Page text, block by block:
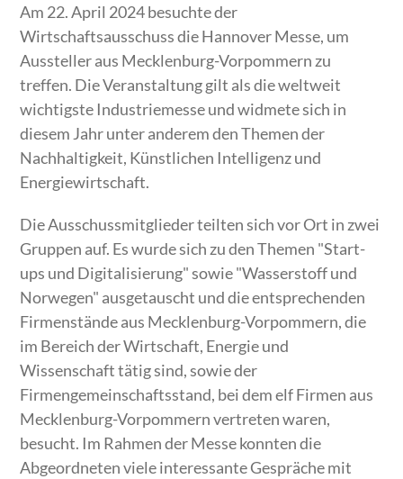
Am 22. April 2024 besuchte der
Wirtschaftsausschuss die Hannover Messe, um
Aussteller aus Mecklenburg-Vorpommern zu
treffen. Die Veranstaltung gilt als die weltweit
wichtigste Industriemesse und widmete sich in
diesem Jahr unter anderem den Themen der
Nachhaltigkeit, Künstlichen Intelligenz und
Energiewirtschaft.
Die Ausschussmitglieder teilten sich vor Ort in zwei
Gruppen auf. Es wurde sich zu den Themen "Start-
ups und Digitalisierung" sowie "Wasserstoff und
Norwegen" ausgetauscht und die entsprechenden
Firmenstände aus Mecklenburg-Vorpommern, die
im Bereich der Wirtschaft, Energie und
Wissenschaft tätig sind, sowie der
Firmengemeinschaftsstand, bei dem elf Firmen aus
Mecklenburg-Vorpommern vertreten waren,
besucht. Im Rahmen der Messe konnten die
Abgeordneten viele interessante Gespräche mit